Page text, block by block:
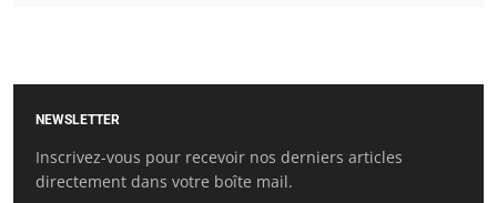
NEWSLETTER
Inscrivez-vous pour recevoir nos derniers articles
directement dans votre boîte mail.